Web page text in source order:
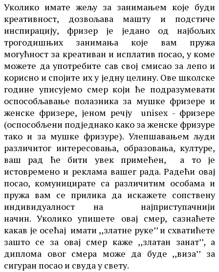
Уколико имате жељу за занимањем које буди
креативност, дозвољава машту и подстиче
инспирацију, фризер је једано од најбољих
трогодишњих занимања које вам пружа
могућност за креативан и исплатив посао, у коме
можете да употребите сав свој смисао за лепо и
корисно и спојите их у једну целину. Ове школске
године уписујемо смер који ће подразумевати
оспособљавање полазника за мушке фризере и
женске фризере, јеном речју unisex - фризере
(оспособљени подједнако како за женске фризуре
тако и за мушке фризуре). Улепшавањем људи
различитог интересовања, образовања, културе,
ваш рад ће бити увек примећен, а то је
истовремено и реклама вашег рада. Радећи овај
посао, комуницирате са различитим особама и
пружа вам се прилика да искажете сопствену
индивидуалност на најприступачнији
начин. Уколико упишете овај смер, сазнаћете
какав је осећај имати ,,златне руке’’ и схватићете
зашто се за овај смер каже ,,златан занат’’, а
диплома овог смера може да буде ,,виза’’ за
сигуран посао и свуда у свету.